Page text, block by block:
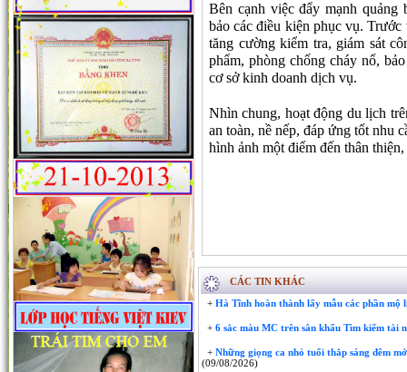
Bên cạnh việc đẩy mạnh
bảo các điều kiện phục vụ.
tăng cường kiểm tra, giám sát
phẩm, phòng chống cháy nổ,
cơ sở kinh doanh dịch vụ.
Nhìn chung, hoạt động du lịch
an toàn, nề nếp, đáp ứng tốt nhu
hình ảnh một điểm đến thân
CÁC TIN KHÁC
+ Hà Tĩnh hoàn thành lấy mẫu các phần mộ
+ 6 sắc màu MC trên sân khấu Tìm kiếm tài
+ Những giọng ca nhỏ tuổi thắp sáng đêm
(09/08/2026)